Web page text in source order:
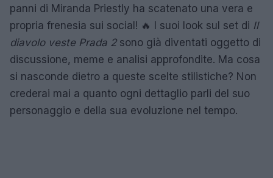
panni di Miranda Priestly ha scatenato una vera e
propria frenesia sui social! 🔥 I suoi look sul set di Il
diavolo veste Prada 2sono già diventati oggetto di
discussione, meme e analisi approfondite. Ma cosa
si nasconde dietro a queste scelte stilistiche? Non
crederai mai a quanto ogni dettaglio parli del suo
personaggio e della sua evoluzione nel tempo.